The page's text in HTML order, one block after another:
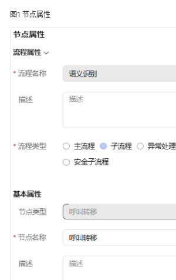
指
南
云
控
南
管
理
指
图1 节点属性